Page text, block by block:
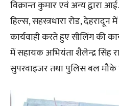
विक्रान्त कुमार एवं अन्य द्वारा
हिल्स, सहस्त्रधारा रोड,
कार्यवाही करते हुए सीलिंग की
में सहायक अभियंता शैलेन्द्र सिंह
सुपरवाइजर तथा पुलिस बल मौके